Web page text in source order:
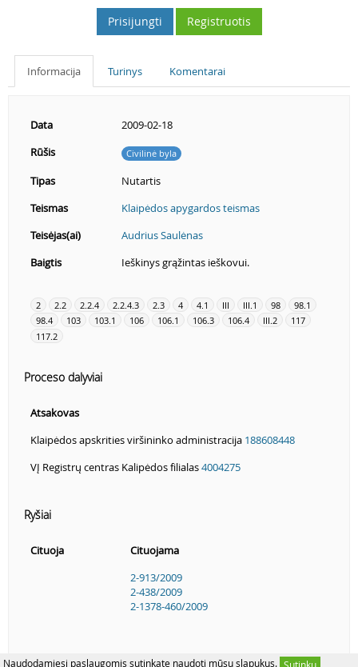
Naudodamiesi paslaugomis sutinkate naudoti mūsų slapukus.
Prisijungti Registruotis
Informacija Turinys Komentarai
Data
2009-02-18
Rūšis
Civilinė byla
Tipas
Nutartis
Teismas
Klaipėdos apygardos teismas
Teisėjas(ai)
Audrius Saulėnas
Baigtis
Ieškinys grąžintas ieškovui.
2 2.2 2.2.4 2.2.4.3 2.3 4 4.1 III III.1 98
98.1
98.4
103 103.1 106 106.1 106.3 106.4 III.2
117
117.2
Proceso dalyviai
Atsakovas
Klaipėdos apskrities viršininko administracija 188608448
VĮ Registrų centras Kalipėdos filialas4004275
Ryšiai
Cituoja
Cituojama
2-913/2009
2-438/2009
2-1378-460/2009